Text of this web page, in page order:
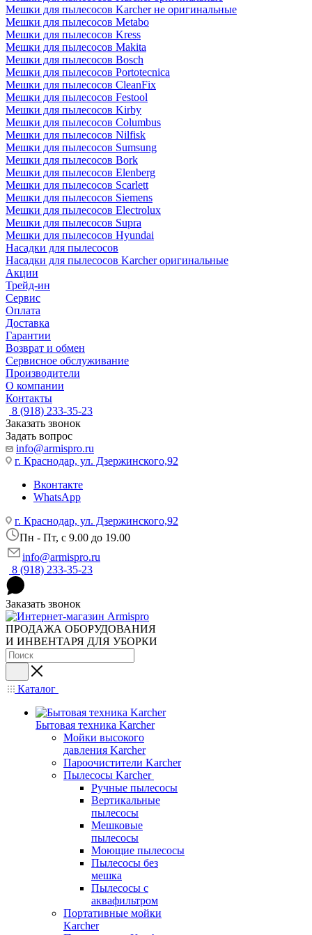
Мешки для пылесосов Karcher не оригинальные
Мешки для пылесосов Metabo
Мешки для пылесосов Kress
Мешки для пылесосов Makita
Мешки для пылесосов Bosch
Мешки для пылесосов Portotecnica
Мешки для пылесосов CleanFix
Мешки для пылесосов Festool
Мешки для пылесосов Kirby
Мешки для пылесосов Columbus
Мешки для пылесосов Nilfisk
Мешки для пылесосов Sumsung
Мешки для пылесосов Bork
Мешки для пылесосов Elenberg
Мешки для пылесосов Scarlett
Мешки для пылесосов Siemens
Мешки для пылесосов Electrolux
Мешки для пылесосов Supra
Мешки для пылесосов Hyundai
Насадки для пылесосов
Насадки для пылесосов Karcher оригинальные
Акции
Трейд-ин
Сервис
Оплата
Доставка
Гарантии
Возврат и обмен
Сервисное обслуживание
Производители
О компании
Контакты
8 (918) 233-35-23
Заказать звонок
Задать вопрос
info@armispro.ru
г. Краснодар, ул. Дзержинского,92
Вконтакте
WhatsApp
г. Краснодар, ул. Дзержинского,92
Пн - Пт, c 9.00 до 19.00
info@armispro.ru
8 (918) 233-35-23
Заказать звонок
ПРОДАЖА ОБОРУДОВАНИЯ
И ИНВЕНТАРЯ ДЛЯ УБОРКИ
Каталог
Бытовая техника Karcher
Мойки высокого
давления Karcher
Пароочистители Karcher
Пылесосы Karcher
Ручные пылесосы
Вертикальные
пылесосы
Мешковые
пылесосы
Моющие пылесосы
Пылесосы без
мешка
Пылесосы с
аквафильтром
Портативные мойки
Karcher